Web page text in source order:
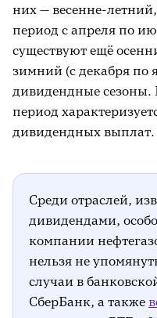
них — весенне-
период с апреля по
существуют ещё
зимний (с декабря по
дивидендные сезоны.
период
дивидендных выплат.
Среди отраслей,
дивидендами,
компании
нельзя не
случаи в
СберБанк, а также